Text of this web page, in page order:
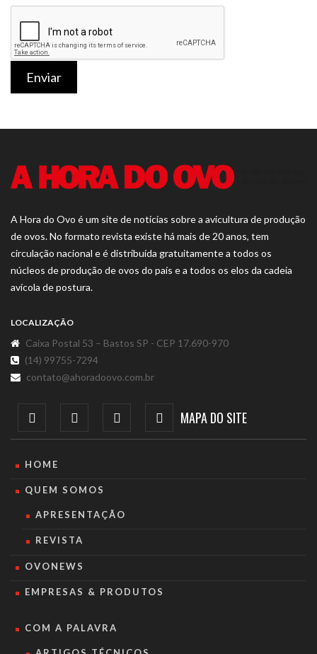
Enviar
A Hora do Ovo é um site de notícias sobre a avicultura de produção
de ovos. No formato revista existe há mais de 20 anos, tem
circulação nacional e é distribuída gratuitamente a todos os
núcleos de produção de ovos do país e a todos os elos da cadeia
avícola de postura.
LOCALIZAÇÃO
Caixa Postal 53 – Bastos SP - CEP 17.690-970
(14) 99755-7294
contato@ahoradoovo.com.br
MAPA DO SITE
HOME
QUEM SOMOS
APRESENTAÇÃO
REVISTA
OVONEWS
EMPRESAS & PRODUTOS
COM A PALAVRA